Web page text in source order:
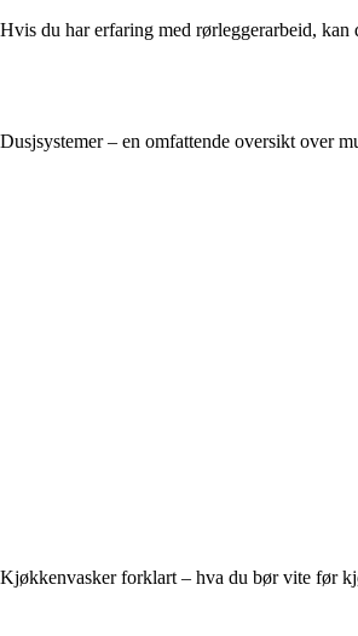
Hvis du har erfaring med rørleggerarbeid,
Dusjsystemer – en omfattende oversikt over
Kjøkkenvasker forklart – hva du bør vite før